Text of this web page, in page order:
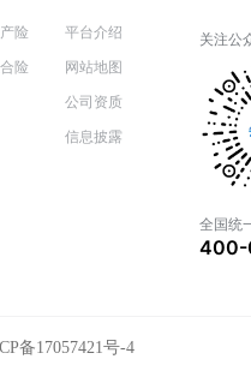
财产一切险的保险期
2024-06-03 05:14:57
财产一切险的理赔流
险
险
平台介绍
网站地图
公司资质
信息披露
关注公
全国统
400-
备17057421号-4